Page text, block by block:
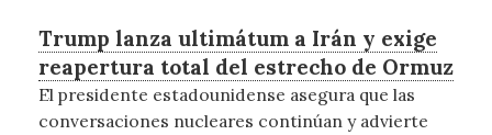
Trump lanza ultimátum a Irán y exige
reapertura total del estrecho de Ormuz
El presidente estadounidense asegura que las
conversaciones nucleares continúan y advierte